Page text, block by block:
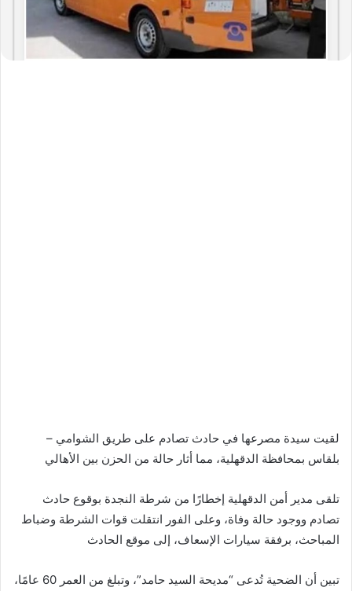
لقيت سيدة مصرعها في حادث تصادم على طريق الشوامي –
بلقاس بمحافظة الدقهلية، مما أثار حالة من الحزن بين الأهالي
تلقى مدير أمن الدقهلية إخطارًا من شرطة النجدة بوقوع حادث
تصادم ووجود حالة وفاة، وعلى الفور انتقلت قوات الشرطة وضباط
المباحث، برفقة سيارات الإسعاف، إلى موقع الحادث
تبين أن الضحية تُدعى “مديحة السيد حامد”، وتبلغ من العمر 60 عامًا،